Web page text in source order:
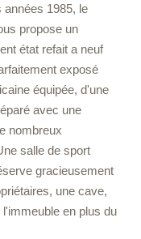
années 1985, le
propose un
état refait a neuf
exposé
équipée, d'une
avec une
nombreux
salle de sport
gracieusement
une cave,
en plus du